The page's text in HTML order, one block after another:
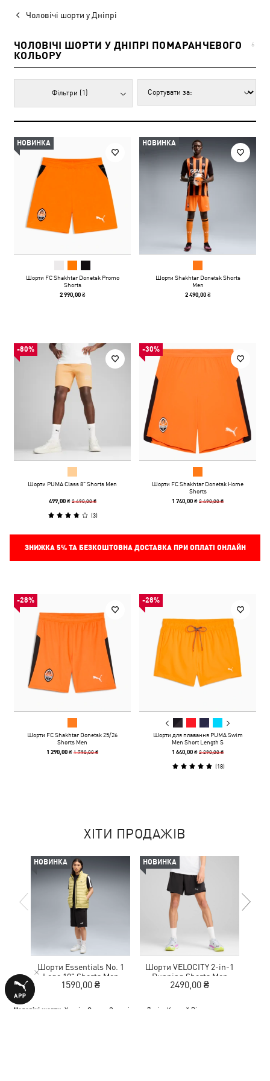
Чоловічі шорти у Дніпрі
ЧОЛОВІЧІ ШОРТИ У ДНІПРІ ПОМАРАНЧЕВОГО
КОЛЬОРУ
6
Фільтри (1)
НОВИНКА
Шорти FC Shakhtar Donetsk Promo
Shorts
2 990,00 ₴
НОВИНКА
Шорти Shakhtar Donetsk Shorts
Men
2 490,00 ₴
-80%
Шорти PUMA Class 8" Shorts Men
499,00 ₴ 2 490,00 ₴
(3)
-30%
Шорти FC Shakhtar Donetsk Home
Shorts
1 740,00 ₴2 490,00 ₴
ЗНИЖКА 5%ТА БЕЗКОШТОВНА ДОСТАВКА ПРИ ОПЛАТІ ОНЛАЙН
-28%
Шорти FC Shakhtar Donetsk 25/26
Shorts Men
1 290,00 ₴1 790,00 ₴
-28%
Шорти для плавання PUMA Swim
Men Short Length S
1 640,00 ₴2 290,00 ₴
(18)
ХІТИ ПРОДАЖІВ
НОВИНКА
Шорти Essentials No. 1
Logo 10" Shorts Men
1590,00 ₴
НОВИНКА
Шорти VELOCITY 2-in-1
Running Shorts Men
2490,00 ₴
Чоловічі шорти: Харків Одеса Запоріжжя Львів Кривий Ріг